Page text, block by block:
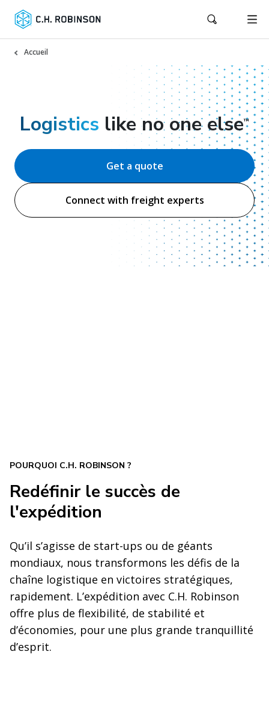
Accueil
Logistics like no one else™
Get a quote
Connect with freight experts
POURQUOI C.H. ROBINSON ?
Redéfinir le succès de
l'expédition
Qu’il s’agisse de start-ups ou de géants
mondiaux, nous transformons les défis de la
chaîne logistique en victoires stratégiques,
rapidement. L’expédition avec C.H. Robinson
offre plus de flexibilité, de stabilité et
d’économies, pour une plus grande tranquillité
d’esprit.